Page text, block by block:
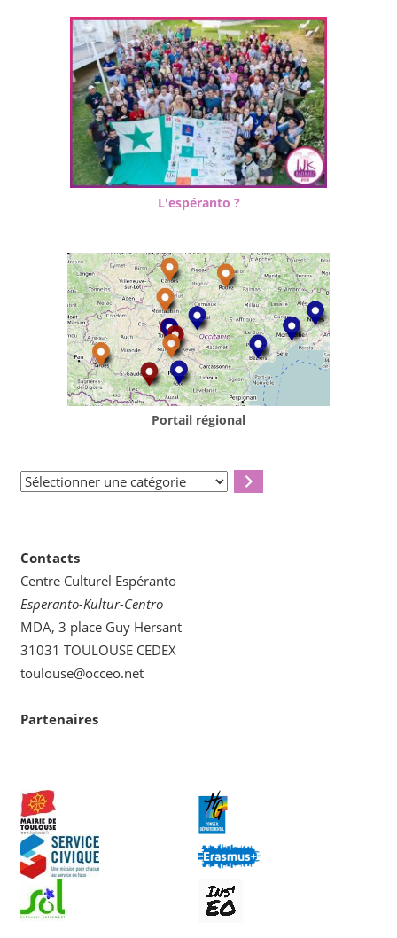
L'espéranto ?
Portail régional
Sélectionner
Contacts
Centre Culturel Espéranto
Esperanto-Kultur-Centro
MDA, 3 place Guy Hersant
31031 TOULOUSE CEDEX
toulouse@occeo.net
Partenaires